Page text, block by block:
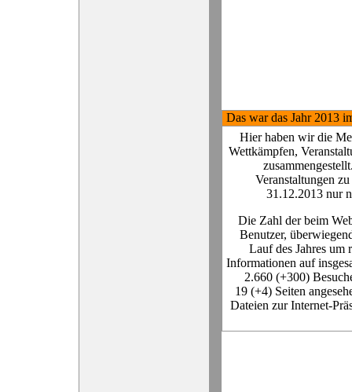
Das war das Jahr 2013
Hier haben wir die
Wettkämpfen,
Veranstaltungen
31.12.2013 nur
Die Zahl der beim
Benutzer,
Lauf des Jahres
Informationen auf
2.660 (+300)
19 (+4) Seiten
Dateien zur Internet-